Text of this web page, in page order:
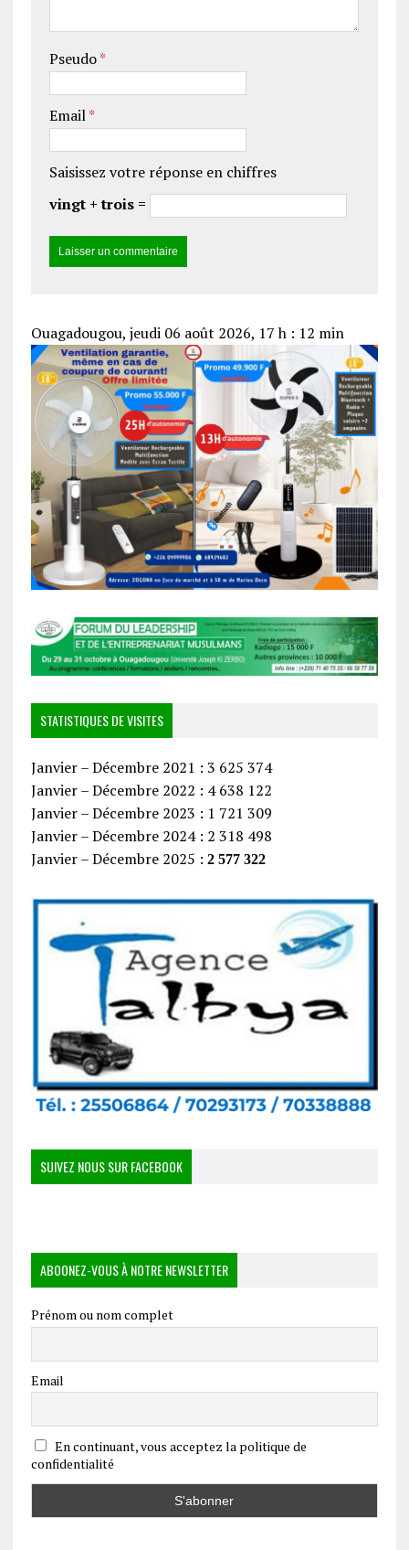
Pseudo*
Email*
Saisissez votre réponse en chiffres
vingt + trois =
Ouagadougou, jeudi 06 août 2026, 17 h : 12 min
STATISTIQUES DE VISITES
Janvier – Décembre 2021 : 3 625 374
Janvier – Décembre 2022 : 4 638 122
Janvier – Décembre 2023 : 1 721 309
Janvier – Décembre 2024 : 2 318 498
Janvier – Décembre 2025 : 2 577 322
SUIVEZ NOUS SUR FACEBOOK
ABOONEZ-VOUS À NOTRE NEWSLETTER
Prénom ou nom complet
Email
En continuant, vous acceptez la politique de
confidentialité